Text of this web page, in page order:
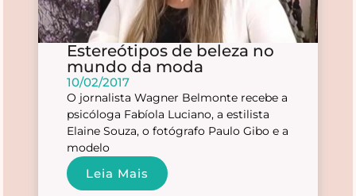
Estereótipos de beleza no
mundo da moda
10/02/2017
O jornalista Wagner Belmonte recebe a
psicóloga Fabíola Luciano, a estilista
Elaine Souza, o fotógrafo Paulo Gibo e a
modelo
Leia Mais